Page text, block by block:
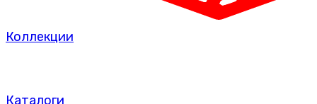
Коллекции
Каталоги